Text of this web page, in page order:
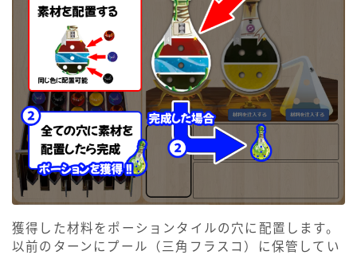
獲得した材料をポーションタイルの穴に配置します。
以前のターンにプール（三角フラスコ）に保管してい